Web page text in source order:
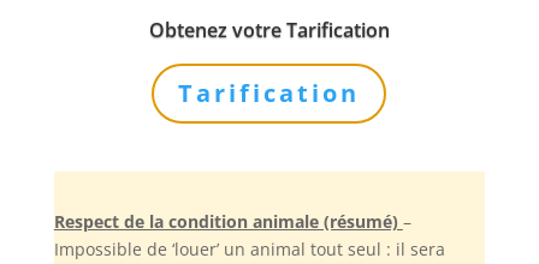
Obtenez votre Tarification
Tarification
Respect de la condition animale (résumé) –
Impossible de ‘louer’ un animal tout seul : il sera